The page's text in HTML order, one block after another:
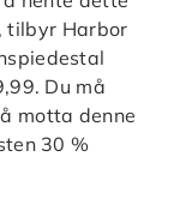
tilbyr Harbor
Du må
motta denne
30 %